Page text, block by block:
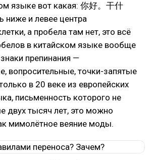
языке вот какая: 你好。干什
ниже и левее центра
а пробела там нет, это всё
в китайском языке вообще
препинания —
вопросительные, точки-запятые
в 20 веке из европейских
письменность которого не
двух тысяч лет, это можно
мимолётное веяние моды.